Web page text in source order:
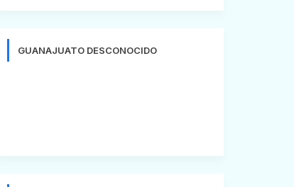
GUANAJUATO DESCONOCIDO